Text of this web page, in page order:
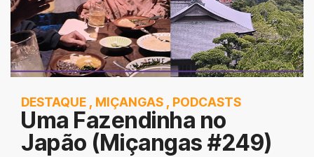
DESTAQUE , MIÇANGAS , PODCASTS
Uma Fazendinha no
Japão (Miçangas #249)